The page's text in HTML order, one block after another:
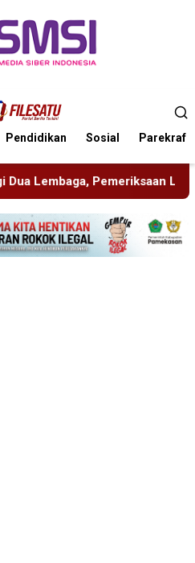
Pendidikan Sosial Parekraf
Masih Berproses